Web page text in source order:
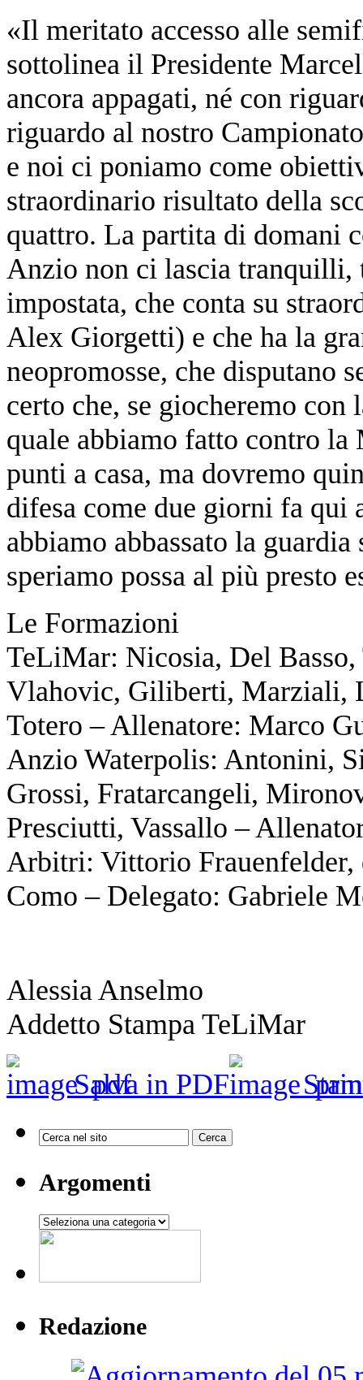
«Il meritato accesso alle
sottolinea il Presidente
ancora appagati, né con
riguardo al nostro
e noi ci poniamo come
straordinario risultato della
quattro. La partita di domani
Anzio non ci lascia tranquilli,
impostata, che conta su
Alex Giorgetti) e che ha la
neopromosse, che disputano
certo che, se giocheremo con
quale abbiamo fatto contro
punti a casa, ma dovremo
difesa come due giorni fa qui
abbiamo abbassato la
speriamo possa al più presto
Le Formazioni
TeLiMar: Nicosia, Del
Vlahovic, Giliberti, Marziali,
Totero – Allenatore: Marco
Anzio Waterpolis: Antonini,
Grossi, Fratarcangeli,
Presciutti, Vassallo –
Arbitri: Vittorio Frauenfelder,
Como – Delegato: Gabriele
Alessia Anselmo
Addetto Stampa TeLiMar
Salva in PDF
Argomenti
Argomenti
Redazione